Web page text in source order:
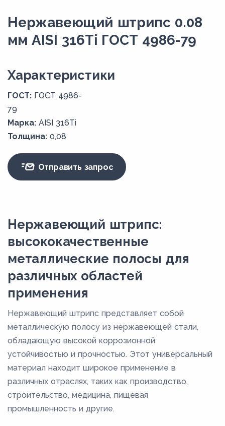
Нержавеющий штрипс 0.08
мм AISI 316Ti ГОСТ 4986-79
Xарактеристики
ГОСТ: ГОСТ 4986-
79
Марка: AISI 316Ti
Толщина: 0,08
Отправить запрос
Нержавеющий штрипс:
высококачественные
металлические полосы для
различных областей
применения
Нержавеющий штрипс представляет собой
металлическую полосу из нержавеющей стали,
обладающую высокой коррозионной
устойчивостью и прочностью. Этот универсальный
материал находит широкое применение в
различных отраслях, таких как производство,
строительство, медицина, пищевая
промышленность и другие.